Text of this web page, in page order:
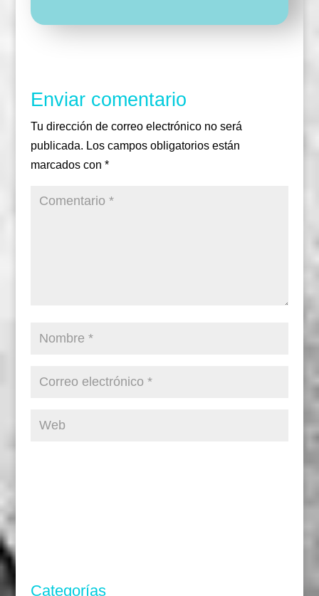
Enviar comentario
Tu dirección de correo electrónico no será
publicada. Los campos obligatorios están
marcados con *
Categorías